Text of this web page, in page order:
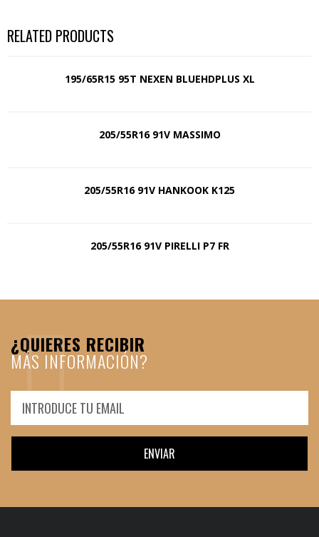
RELATED PRODUCTS
195/65R15 95T NEXEN BLUEHDPLUS XL
205/55R16 91V MASSIMO
205/55R16 91V HANKOOK K125
205/55R16 91V PIRELLI P7 FR
¿QUIERES RECIBIR
MÁS INFORMACIÓN?
ENVIAR